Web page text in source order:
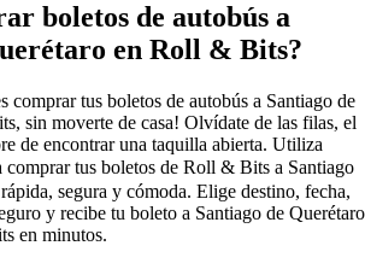
boletos de autobús a
en Roll & Bits?
comprar tus boletos de autobús a Santiago de
sin moverte de casa! Olvídate de las filas, el
de encontrar una taquilla abierta. Utiliza
comprar tus boletos de Roll & Bits a Santiago
segura y cómoda. Elige destino, fecha,
y recibe tu boleto a Santiago de Querétaro
en minutos.